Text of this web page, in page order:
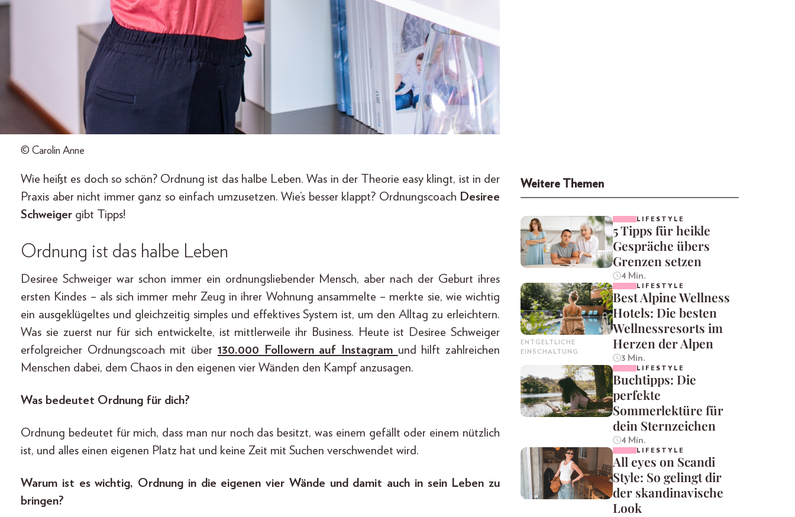
© Carolin Anne
Wie heißt es doch so schön? Ordnung ist das halbe Leben. Was in der Theorie easy klingt, ist in der
Praxis aber nicht immer ganz so einfach umzusetzen. Wie’s besser klappt? Ordnungscoach Desiree
Schweiger gibt Tipps!
Ordnung ist das halbe Leben
Desiree Schweiger war schon immer ein ordnungsliebender Mensch, aber nach der Geburt ihres
ersten Kindes – als sich immer mehr Zeug in ihrer Wohnung ansammelte – merkte sie, wie wichtig
ein ausgeklügeltes und gleichzeitig simples und effektives System ist, um den Alltag zu erleichtern.
Was sie zuerst nur für sich entwickelte, ist mittlerweile ihr Business. Heute ist Desiree Schweiger
erfolgreicher Ordnungscoach mit über 130.000 Followern auf Instagram und hilft zahlreichen
Menschen dabei, dem Chaos in den eigenen vier Wänden den Kampf anzusagen.
Was bedeutet Ordnung für dich?
Ordnung bedeutet für mich, dass man nur noch das besitzt, was einem gefällt oder einem nützlich
ist, und alles einen eigenen Platz hat und keine Zeit mit Suchen verschwendet wird.
Warum ist es wichtig, Ordnung in die eigenen vier Wände und damit auch in sein Leben zu
bringen?
Weitere Themen
LIFESTYLE
5 Tipps für heikle
Gespräche übers
Grenzen setzen
4 Min.
ENTGELTLICHE
EINSCHALTUNG
LIFESTYLE
Best Alpine Wellness
Hotels: Die besten
Wellnessresorts im
Herzen der Alpen
3 Min.
LIFESTYLE
Buchtipps: Die
perfekte
Sommerlektüre für
dein Sternzeichen
4 Min.
LIFESTYLE
All eyes on Scandi
Style: So gelingt dir
der skandinavische
Look